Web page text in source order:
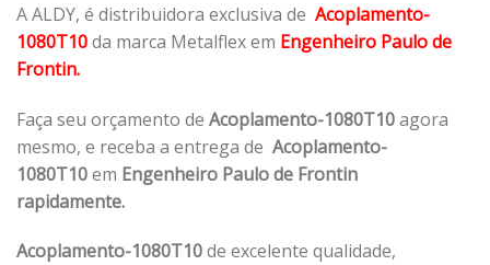
A ALDY, é distribuidora exclusiva de Acoplamento-
1080T10da marca Metalflex em Engenheiro Paulo de
Frontin.
Faça seu orçamento de Acoplamento-1080T10agora
mesmo, e receba a entrega de Acoplamento-
1080T10em Engenheiro Paulo de Frontin
rapidamente.
Acoplamento-1080T10de excelente qualidade,